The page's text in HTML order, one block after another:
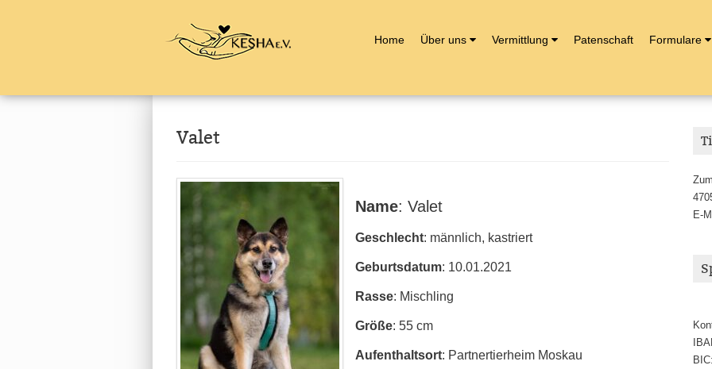
Home Über uns Vermittlung Patenschaft Formulare
Valet
Name: Valet
Geschlecht: männlich, kastriert
Geburtsdatum: 10.01.2021
Rasse: Mischling
Größe: 55 cm
Aufenthaltsort: Partnertierheim Moskau
E-
BIC: